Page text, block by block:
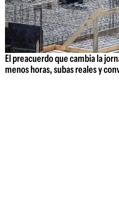
El preacuerdo que cambia la
menos horas, subas reales y